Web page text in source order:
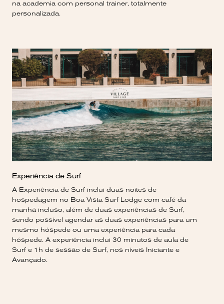
na academia com personal trainer, totalmente
personalizada.
Experiência de Surf
A Experiência de Surf inclui duas noites de
hospedagem no Boa Vista Surf Lodge com café da
manhã incluso, além de duas experiências de Surf,
sendo possível agendar as duas experiências para um
mesmo hóspede ou uma experiência para cada
hóspede. A experiência inclui 30 minutos de aula de
Surf e 1h de sessão de Surf, nos níveis Iniciante e
Avançado.